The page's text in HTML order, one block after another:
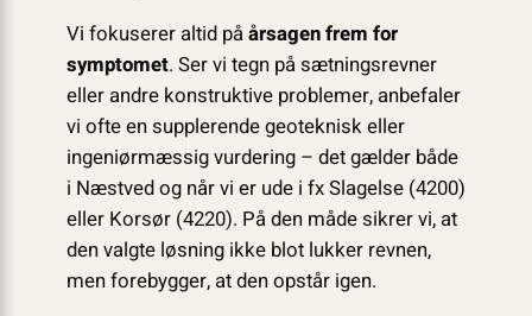
Vi fokuserer altid påårsagen frem for
symptomet. Ser vi tegn på sætningsrevner
eller andre konstruktive problemer, anbefaler
vi ofte en supplerende geoteknisk eller
ingeniørmæssig vurdering – det gælder både
i Næstved og når vi er ude i fx Slagelse (4200)
eller Korsør (4220). På den måde sikrer vi, at
den valgte løsning ikke blot lukker revnen,
men forebygger, at den opstår igen.